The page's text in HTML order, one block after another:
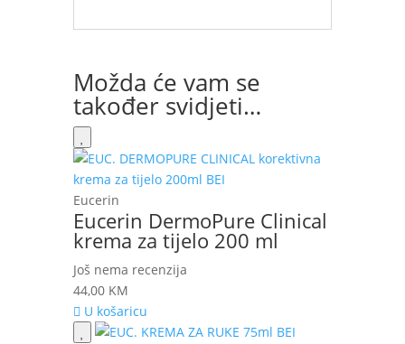
Možda će vam se
također svidjeti…
Eucerin
Eucerin DermoPure Clinical
krema za tijelo 200 ml
Još nema recenzija
44,00 KM
U košaricu